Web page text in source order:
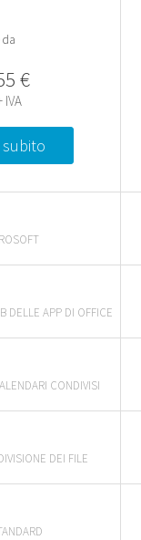
da
€
IVA
DELLE APP DI OFFICE
CONDIVISI
DEI FILE